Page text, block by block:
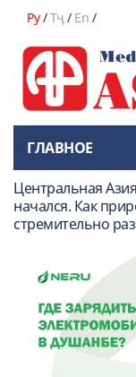
Ру/Тҷ/ En /
ГЛАВНОЕ
Центральная
начался. Как
стремительно